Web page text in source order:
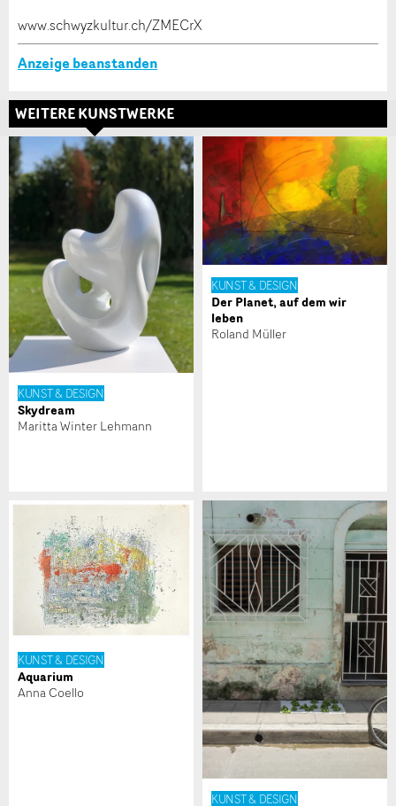
* Eingabe erforderlich
Zur Qualitätssicherung wird eine Kopie der E-Mail
an guidle übermittelt.
NACHRICHT SENDEN
Schliessen
Adresse
Nachricht
Zur Qualitätssicherung wird eine Kopie der E-Mail an
guidle übermittelt.
NACHRICHT SENDEN
Schliessen
www.schwyzkultur.ch/ZMECrX
Anzeige beanstanden
WEITERE KUNSTWERKE
KUNST & DESIGN
Skydream
Maritta Winter Lehmann
KUNST & DESIGN
Der Planet, auf dem wir
leben
Roland Müller
KUNST & DESIGN
Aquarium
Anna Coello
KUNST & DESIGN